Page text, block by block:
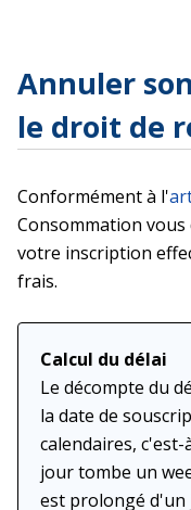
Annuler
le droit de
Conformément à l'
Consommation
votre inscription
frais.
Calcul du délai
Le décompte du
la date de
calendaires,
jour tombe un
est prolongé d'un